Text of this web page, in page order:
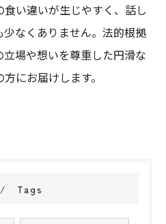
い違いが生じやすく、話し
なくありません。法的根拠
場や想いを尊重した円滑な
にお届けします。
Tags